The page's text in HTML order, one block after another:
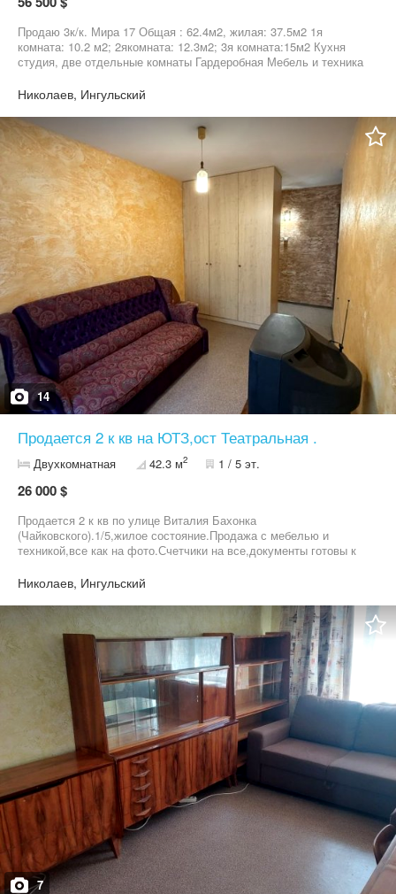
Продаю 3к/к. Мира 17 Общая : 62.4м2, жилая: 37.5м2 1я
комната: 10.2 м2; 2якомната: 12.3м2; 3я комната:15м2 Кухня
студия, две отдельные комнаты Гардеробная Мебель и техника
продается гараж Цена: 56.500$ не большой торг Работем с
ваучерами и сертификатами
Николаев, Ингульский
14
Продается 2 к кв на ЮТЗ,ост Театральная .
Двухкомнатная 42.3 м2 1 / 5 эт.
26 000 $
Продается 2 к кв по улице Виталия Бахонка
(Чайковского).1/5,жилое состояние.Продажа с мебелью и
техникой,все как на фото.Счетчики на все,документы готовы к
Николаев, Ингульский
7